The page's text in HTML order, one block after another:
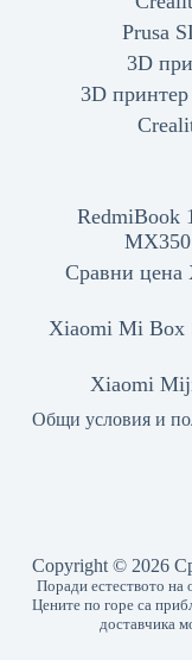
Prusa
3D
3D
RedmiBook
Сравни цена
Xiaomi Mi Box
Xiaomi
Общи условия и
Copyright © 2026
Поради естеството на
Цените по горе са
доставчика